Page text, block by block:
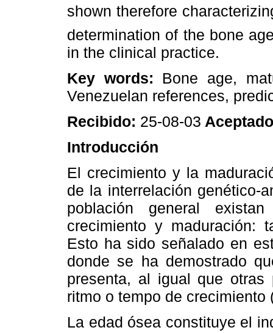
shown therefore
determination of the bone
in the clinical practice.
Key words: Bone age,
Venezuelan references,
Recibido: 25-08-03
Introducción
El crecimiento y la
de la interrelación genético-
población general
crecimiento y maduración:
Esto ha sido señalado en
donde se ha demostrado
presenta, al igual que otras
ritmo o tempo de crecimiento
La edad ósea constituye el